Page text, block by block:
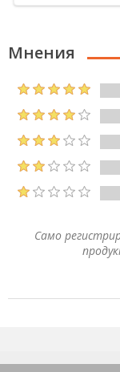
Мнения
Само